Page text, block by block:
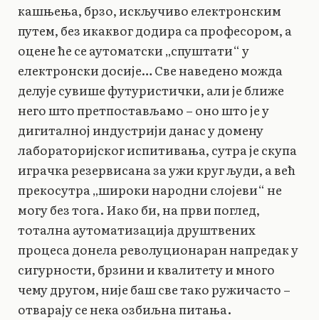
кашњења, брзо, искључиво електронским
путем, без икаквог додира са професором, а
оцене ће се аутоматски „спуштати“ у
електронски досије… Све наведено можда
делује сувише футуристички, али је ближе
него што претпостављамо – оно што је у
дигиталној индустрији данас у домену
лабораторијског испитивања, сутра је скупа
играчка резервисана за ужи круг људи, а већ
прекосутра „широки народни слојеви“ не
могу без тога. Иако би, на први поглед,
тотална аутоматизација друштвених
процеса донела револуционаран напредак у
сигурности, брзини и квалитету и много
чему другом, није баш све тако ружичасто –
отварају се нека озбиљна питања.